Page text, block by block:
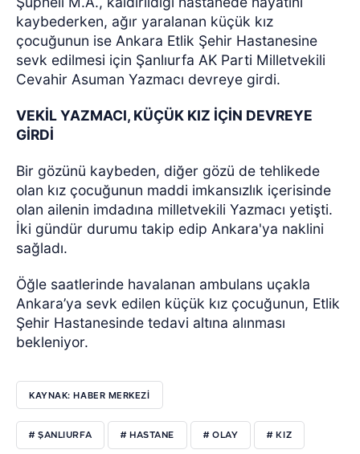
kaybederken, ağır yaralanan küçük kız
çocuğunun ise Ankara Etlik Şehir Hastanesine
sevk edilmesi için Şanlıurfa AK Parti Milletvekili
Cevahir Asuman Yazmacı devreye girdi.
VEKİL YAZMACI, KÜÇÜK KIZ İÇİN DEVREYE
GİRDİ
Bir gözünü kaybeden, diğer gözü de tehlikede
olan kız çocuğunun maddi imkansızlık içerisinde
olan ailenin imdadına milletvekili Yazmacı yetişti.
İki gündür durumu takip edip Ankara'ya naklini
sağladı.
Öğle saatlerinde havalanan ambulans uçakla
Ankara’ya sevk edilen küçük kız çocuğunun, Etlik
Şehir Hastanesinde tedavi altına alınması
bekleniyor.
KAYNAK: HABER MERKEZİ
# ŞANLIURFA # HASTANE # OLAY # KIZ